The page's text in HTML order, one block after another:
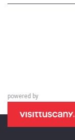
powered by